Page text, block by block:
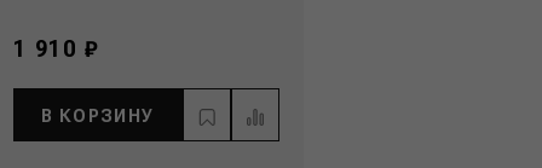
1 910 ₽
В КОРЗИНУ